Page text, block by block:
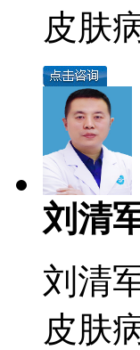
皮肤
刘清
刘清
皮肤